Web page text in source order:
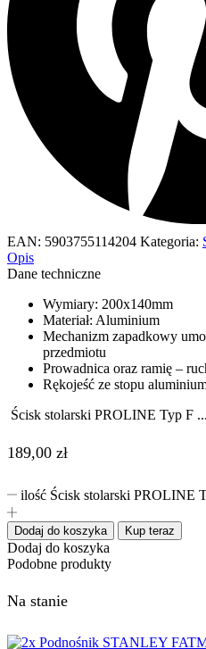
EAN: 5903755114204 Kategoria:
Opis
Dane techniczne
Wymiary: 200x140mm
Materiał: Aluminium
Mechanizm zapadkowy
przedmiotu
Prowadnica oraz ramię –
Rękojeść ze stopu
Ścisk stolarski PROLINE Typ F ...
189,00 zł
ilość Ścisk stolarski PROLINE
Dodaj do koszyka Kup teraz
Dodaj do koszyka
Podobne produkty
Na stanie